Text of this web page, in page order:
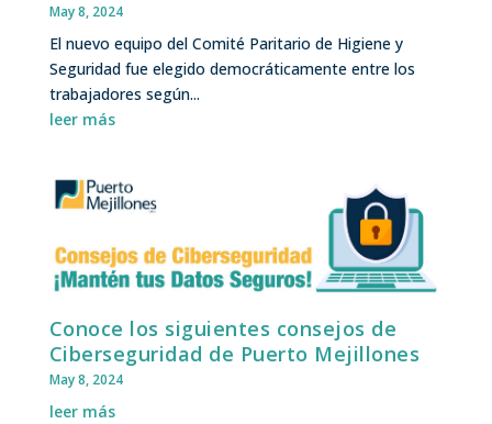
May 8, 2024
El nuevo equipo del Comité Paritario de Higiene y
Seguridad fue elegido democráticamente entre los
trabajadores según...
leer más
Conoce los siguientes consejos de
Ciberseguridad de Puerto Mejillones
May 8, 2024
leer más